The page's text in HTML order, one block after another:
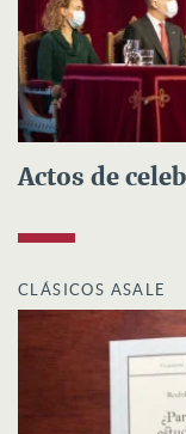
Actos de
CLÁSICOS ASALE